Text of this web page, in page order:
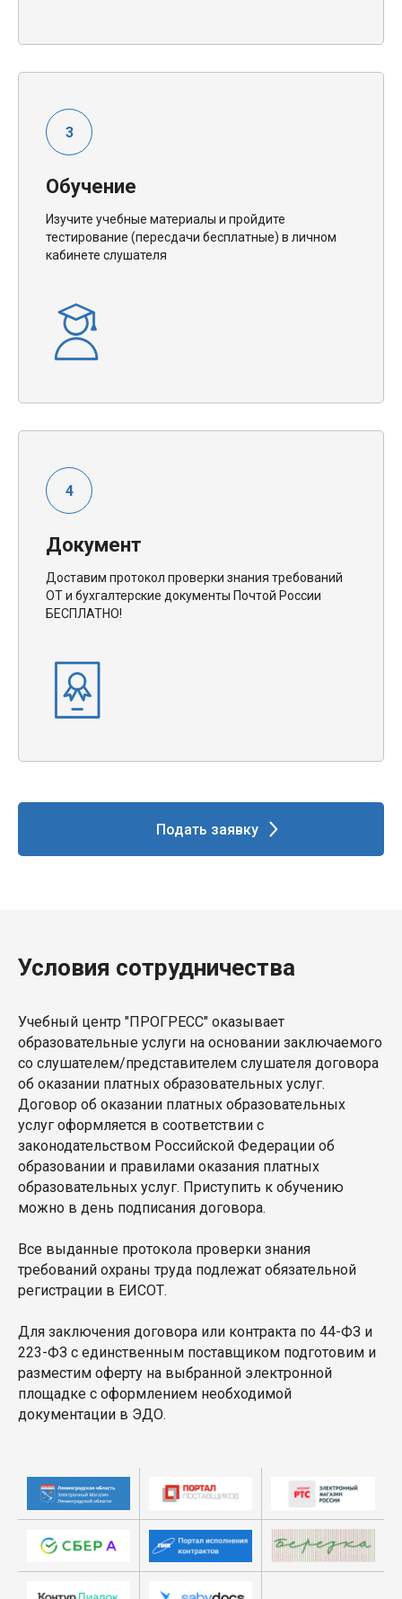
Обучение
Изучите учебные материалы и пройдите
тестирование (пересдачи бесплатные) в личном
кабинете слушателя
Документ
Доставим протокол проверки знания требований
ОТ и бухгалтерские документы Почтой России
БЕСПЛАТНО!
Подать заявку
Условия сотрудничества
Учебный центр "ПРОГРЕСС" оказывает
образовательные услуги на основании заключаемого
со слушателем/представителем слушателя договора
об оказании платных образовательных услуг.
Договор об оказании платных образовательных
услуг оформляется в соответствии с
законодательством Российской Федерации об
образовании и правилами оказания платных
образовательных услуг. Приступить к обучению
можно в день подписания договора.
Все выданные протокола проверки знания
требований охраны труда подлежат обязательной
регистрации в ЕИСОТ.
Для заключения договора или контракта по 44-ФЗ и
223-ФЗ с единственным поставщиком подготовим и
разместим оферту на выбранной электронной
площадке с оформлением необходимой
документации в ЭДО.